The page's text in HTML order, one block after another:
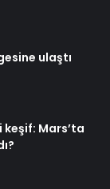
ulaştı
keşif: Mars’ta